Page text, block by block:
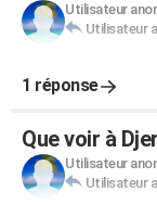
Utilisateur
Utilisateur
1 réponse
Que voir à
Utilisateur
Utilisateur